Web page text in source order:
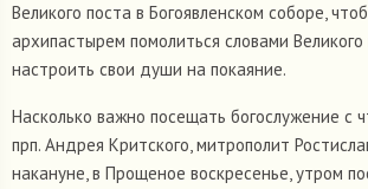
Великого поста в Богоявленском соборе,
архипастырем помолиться словами
настроить свои души на покаяние.
Насколько важно посещать богослужение с
прп. Андрея Критского, митрополит
накануне, в Прощеное воскресенье, утром